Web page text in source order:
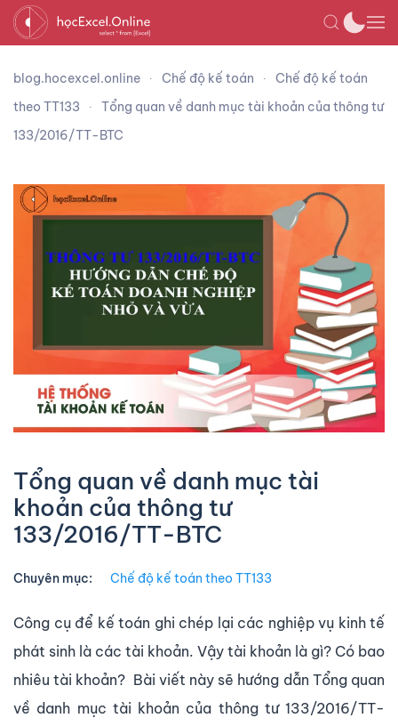
blog.hocexcel.online Chế độ kế toán
Chế độ kế toán
theo TT133
Tổng quan về danh mục tài khoản của thông tư
133/2016/TT-BTC
Tổng quan về danh mục tài
khoản của thông tư
133/2016/TT-BTC
Chuyên mục: Chế độ kế toán theo TT133
Công cụ để kế toán ghi chép lại các nghiệp vụ kinh tế
phát sinh là các tài khoản. Vậy tài khoản là gì? Có bao
nhiêu tài khoản? Bài viết này sẽ hướng dẫn Tổng quan
về danh mục tài khoản của thông tư 133/2016/TT-